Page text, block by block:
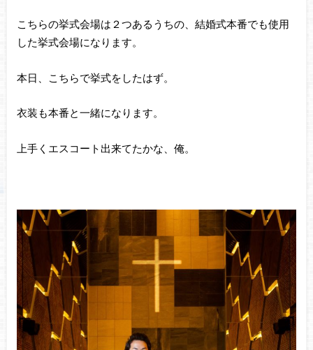
こちらの挙式会場は２つあるうちの、結婚式本番でも使用
した挙式会場になります。
本日、こちらで挙式をしたはず。
衣装も本番と一緒になります。
上手くエスコート出来てたかな、俺。